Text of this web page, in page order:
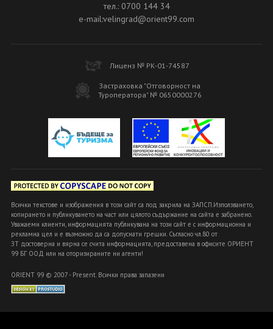
тел.: 0700 144 34
e-mail:velingrad@orient99.com
Лиценз № РК-01-74587
Застраховка "Отговорност на
Туроператора" № 0650000276
Всички текстове и изображения в този сайт са под закрила на ЗАПСП.Използването,
копирането и публикуването на част или цялото съдържание на сайта е забранено.
Уважаеми клиенти, информацията публикувана на този сайт е с информационна и
рекламна цел и е възможно да са допуснати грешки. Съгласно чл.80 от
ЗТ достоверна и вярна се счита информацията, предоставена в офисите ОРИЕНТ
99 БГ ООД или на оторизираните ни агенти!
ORIENT 99 © 2007 - Present. Всички права запазени